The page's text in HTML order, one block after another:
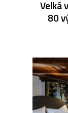
Velká
80